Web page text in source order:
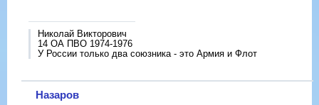
Николай Викторович
14 ОА ПВО 1974-1976
У России только два союзника - это Армия и Флот
Назаров